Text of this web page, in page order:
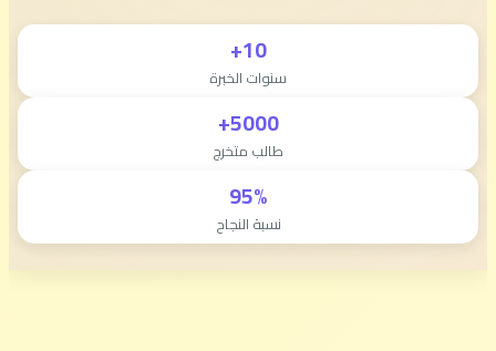
10+
سنوات الخبرة
5000+
طالب متخرج
95%
نسبة النجاح